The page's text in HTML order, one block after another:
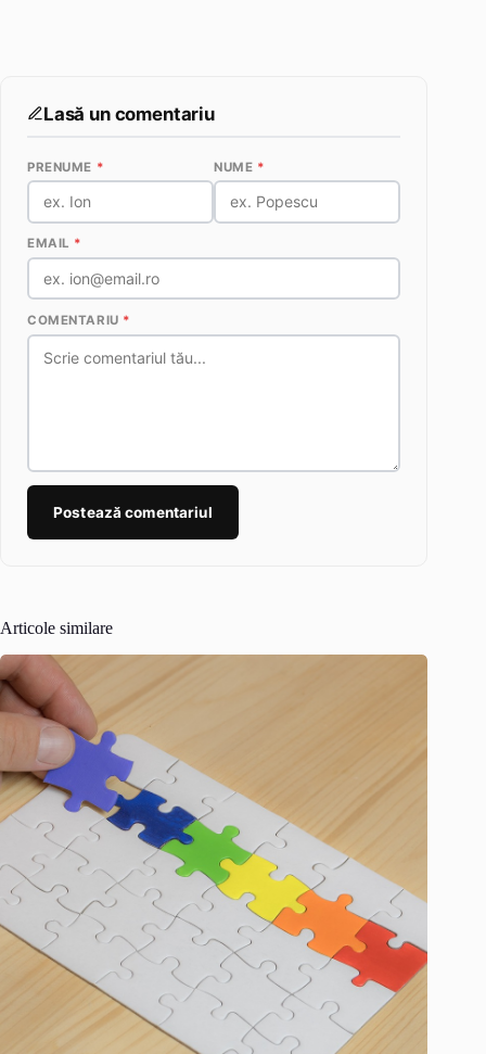
Lasă un comentariu
PRENUME * NUME *
EMAIL *
COMENTARIU *
Postează comentariul
Articole similare